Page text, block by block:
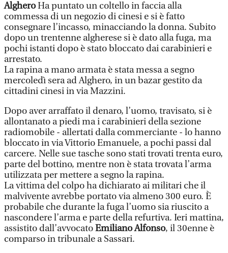
AlgheroHa puntato un coltello in faccia alla
commessa di un negozio di cinesi e si è fatto
consegnare l’incasso, minacciando la donna. Subito
dopo un trentenne algherese si è dato alla fuga, ma
pochi istanti dopo è stato bloccato dai carabinieri e
arrestato.
La rapina a mano armata è stata messa a segno
mercoledì sera ad Alghero, in un bazar gestito da
cittadini cinesi in via Mazzini.
Dopo aver arraffato il denaro, l’uomo, travisato, si è
allontanato a piedi ma i carabinieri della sezione
radiomobile - allertati dalla commerciante - lo hanno
bloccato in via Vittorio Emanuele, a pochi passi dal
carcere. Nelle sue tasche sono stati trovati trenta euro,
parte del bottino, mentre non è stata trovata l’arma
utilizzata per mettere a segno la rapina.
La vittima del colpo ha dichiarato ai militari che il
malvivente avrebbe portato via almeno 300 euro. È
probabile che durante la fuga l’uomo sia riuscito a
nascondere l’arma e parte della refurtiva. Ieri mattina,
assistito dall’avvocatoEmiliano Alfonso, il 30enne è
comparso in tribunale a Sassari.